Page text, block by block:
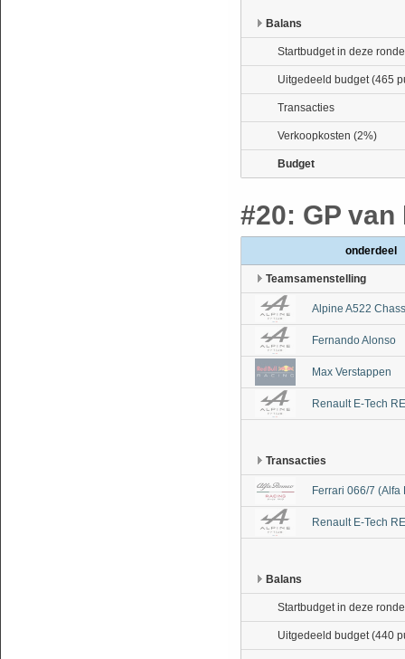
Balans
Startbudget in deze ronde
Uitgedeeld budget (465
Transacties
Verkoopkosten (2%)
Budget
#20: GP
onderdeel
Teamsamenstelling
Alpine A522
Fernando Alonso
Max Verstappen
Renault E-Tech
Transacties
Ferrari 066/7 (Alfa
Renault E-Tech
Balans
Startbudget in deze ronde
Uitgedeeld budget (440